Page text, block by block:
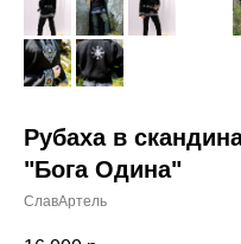
Рубаха в
"Бога Одина"
СлавАртель